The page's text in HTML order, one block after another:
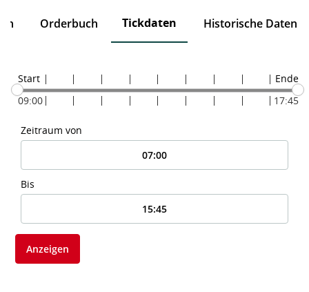
Orderbuch Tickdaten Historische Daten
Start
09:00
Ende
17:45
Zeitraum von
Bis
Anzeigen